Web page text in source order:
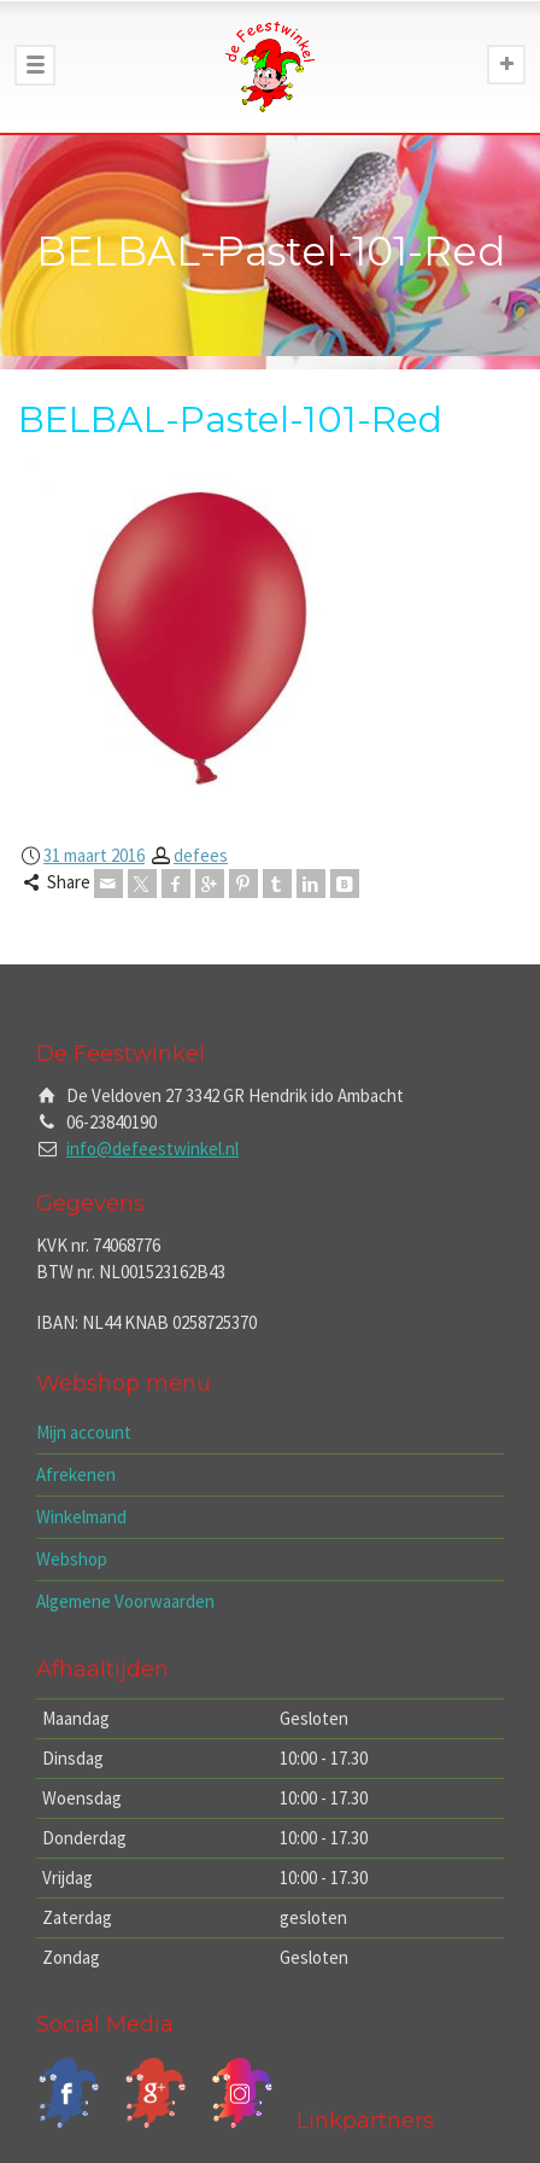
BELBAL-Pastel-101-Red
BELBAL-Pastel-101-Red
31 maart 2016
defees
Share
De Feestwinkel
De Veldoven 27 3342 GR Hendrik ido Ambacht
06-23840190
info@defeestwinkel.nl
Gegevens
KVK nr. 74068776
BTW nr. NL001523162B43
IBAN: NL44 KNAB 0258725370
Webshop menu
Mijn account
Afrekenen
Winkelmand
Webshop
Algemene Voorwaarden
Afhaaltijden
Maandag
Gesloten
Dinsdag
10:00 - 17.30
Woensdag
10:00 - 17.30
Donderdag
10:00 - 17.30
Vrijdag
10:00 - 17.30
Zaterdag
gesloten
Zondag
Gesloten
Social Media
Linkpartners